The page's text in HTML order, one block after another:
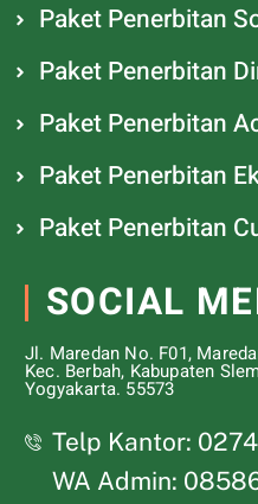
Paket Penerbitan
Paket Penerbitan
Paket Penerbitan
Paket Penerbitan
Paket Penerbitan
SOCIAL
Jl. Maredan No. F01,
Kec. Berbah, Kabupaten
Yogyakarta. 55573
Telp Kantor:
WA Admin: